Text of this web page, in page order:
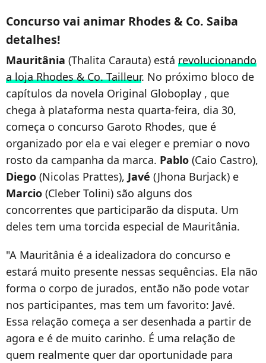
Concurso vai animar Rhodes & Co. Saiba
detalhes!
Mauritânia (Thalita Carauta) está revolucionando
a loja Rhodes & Co. Tailleur. No próximo bloco de
capítulos da novela Original Globoplay , que
chega à plataforma nesta quarta-feira, dia 30,
começa o concurso Garoto Rhodes, que é
organizado por ela e vai eleger e premiar o novo
rosto da campanha da marca. Pablo (Caio Castro),
Diego (Nicolas Prattes), Javé (Jhona Burjack) e
Marcio (Cleber Tolini) são alguns dos
concorrentes que participarão da disputa. Um
deles tem uma torcida especial de Mauritânia.
"A Mauritânia é a idealizadora do concurso e
estará muito presente nessas sequências. Ela não
forma o corpo de jurados, então não pode votar
nos participantes, mas tem um favorito: Javé.
Essa relação começa a ser desenhada a partir de
agora e é de muito carinho. É uma relação de
quem realmente quer dar oportunidade para